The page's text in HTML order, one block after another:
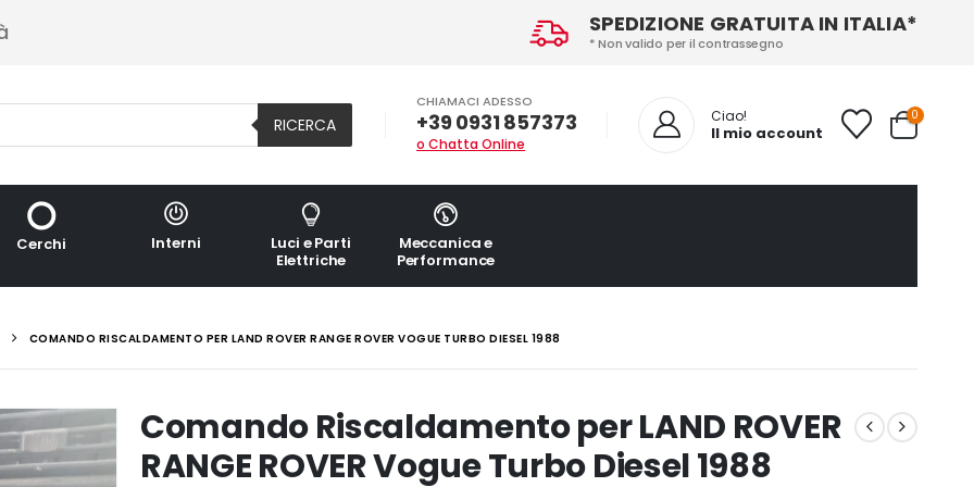
SPEDIZIONE GRATUITA IN ITALIA*
* Non valido per il contrassegno
RICERCA
CHIAMACI ADESSO
+39 0931 857373
o Chatta Online
Ciao!
Il mio account
0
Cerchi Interni
Luci e Parti
Elettriche
Meccanica e
Performance
COMANDO RISCALDAMENTO PER LAND ROVER RANGE ROVER VOGUE TURBO DIESEL 1988
Comando Riscaldamento per LAND ROVER
RANGE ROVER Vogue Turbo Diesel 1988